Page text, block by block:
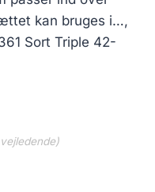
kan bruges i…,
Sort Triple 42-